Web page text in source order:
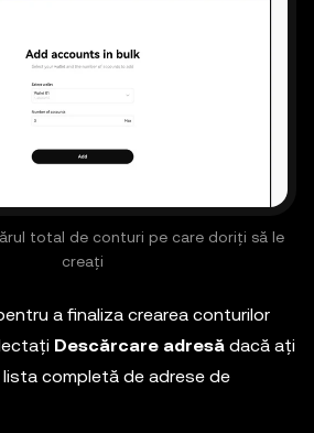
total de conturi pe care doriți să le
creați
a finaliza crearea conturilor
Descărcare adresă dacă ați
completă de adrese de